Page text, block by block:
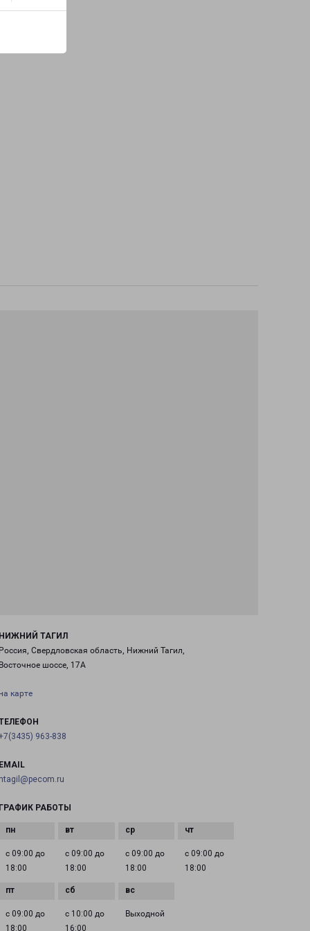
ТАГИЛ
Свердловская область, Нижний Тагил,
шоссе, 17А
карте
963-838
РАБОТЫ
с 09:00 до
18:00
с 09:00 до
18:00
с 09:00 до
18:00
с 09:00 до
18:00
с 09:00 до
18:00
с 10:00 до
16:00
Выходной